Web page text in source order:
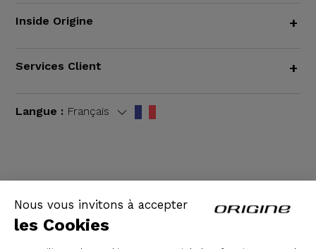
Nous vous invitons à accepter
les Cookies
Inside Origine +
Services Client +
Langue : Français